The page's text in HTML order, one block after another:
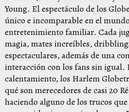
Young. El espectáculo de los
único e incomparable en el
entretenimiento familiar. Cada
magia, mates increíbles,
espectaculares, además de una
interacción con los fans sin igual.
calentamiento, los Harlem
qué son merecedores de casi 20
haciendo alguno de los trucos